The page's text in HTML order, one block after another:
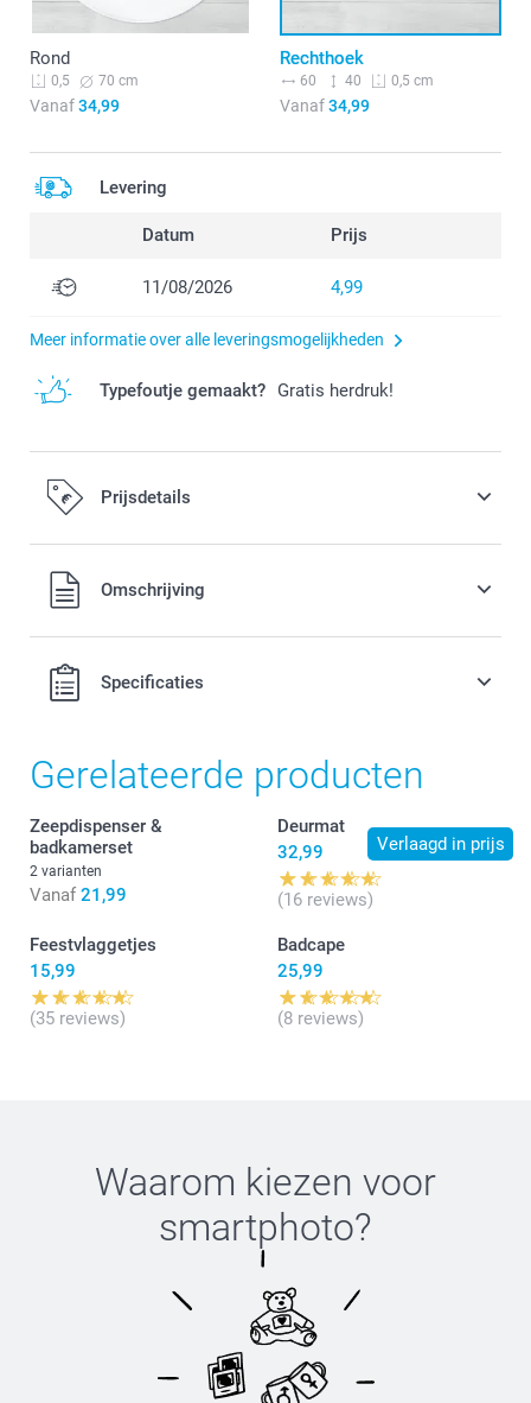
Rond
0,5 70 cm
Vanaf34,99
Rechthoek
60 40 0,5 cm
Vanaf34,99
Levering
Datum Prijs
11/08/2026 4,99
Meer informatie over alle leveringsmogelijkheden
Typefoutje gemaakt? Gratis herdruk!
Prijsdetails
Alle prijzen zijn in EURO (€) inclusief BTW en exclusief
verzendkosten.Omschrijving
Specificaties
Gerelateerde producten
Zeepdispenser &
badkamerset
2 varianten
Vanaf 21,99
Verlaagd in prijs
Deurmat
32,99
(16 reviews)
Feestvlaggetjes
15,99
(35 reviews)
Badcape
25,99
(8 reviews)
Waarom kiezen voor
smartphoto?